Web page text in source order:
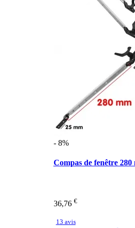
- 8%
Compas de fenêtre 280
36,76 €
13 avis